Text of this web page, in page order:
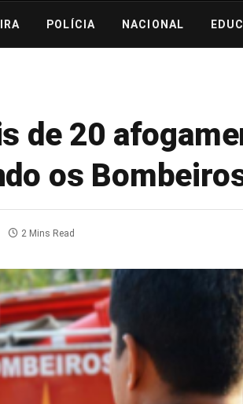
POLÍCIA NACIONAL
de 20
os
2 Mins Read